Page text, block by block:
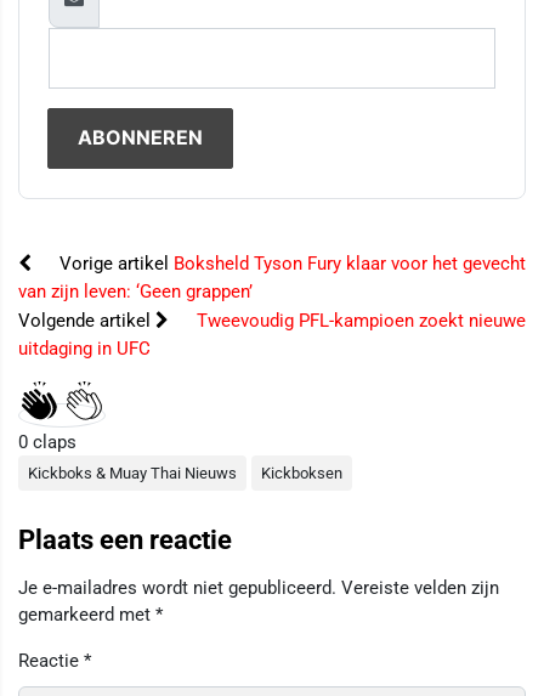
Vorige artikel Boksheld Tyson Fury klaar voor het gevecht
van zijn leven: ‘Geen grappen’
Volgende artikel
Tweevoudig PFL-kampioen zoekt nieuwe
uitdaging in UFC
0 claps
Kickboks & Muay Thai Nieuws Kickboksen
Plaats een reactie
Je e-mailadres wordt niet gepubliceerd. Vereiste velden zijn
gemarkeerd met *
Reactie *